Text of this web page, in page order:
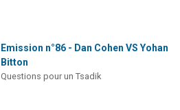
Emission n°86 - Dan Cohen VS Yohan
Bitton
Questions pour un Tsadik